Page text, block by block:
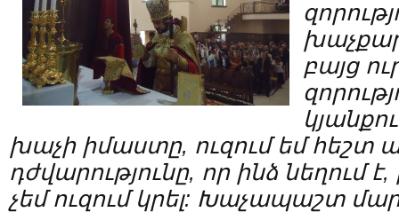
բայց
խաչի իմաստը, ուզում եմ հեշտ
դժվարությունը, որ ինձ
չեմ ուզում կրել: Խաչապաշտ